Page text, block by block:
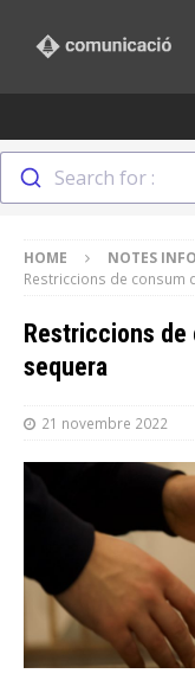
Search for :
HOME NOTES
Restriccions de consum
Restriccions de
sequera
21 novembre 2022